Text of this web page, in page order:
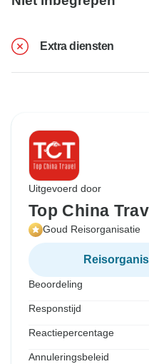
Extra diensten
Uitgevoerd door
Top China
Goud Reisorganisatie
Beoordeling
Responstijd
Reactiepercentage
Annuleringsbeleid